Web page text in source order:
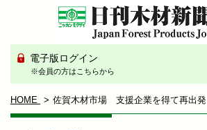
電子版ログイン
※会員の方はこちらから
HOME 佐賀木材市場 支援企業を得て再出発